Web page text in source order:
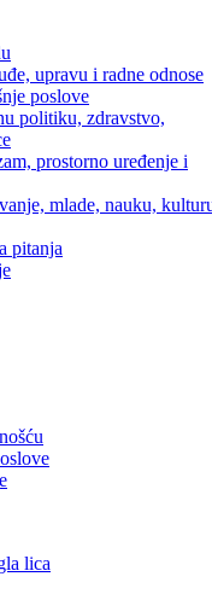
upravu i radne odnose
poslove
politiku, zdravstvo,
prostorno uređenje i
mlade, nauku,